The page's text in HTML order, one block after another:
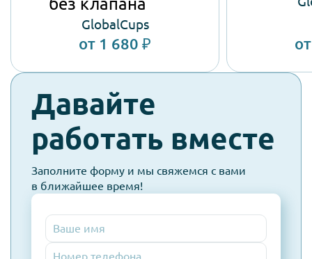
GlobalCups
от 1 680 ₽
check-
spam
Давайте
работать вместе
Заполните форму и мы свяжемся с вами
в ближайшее время!
Номер